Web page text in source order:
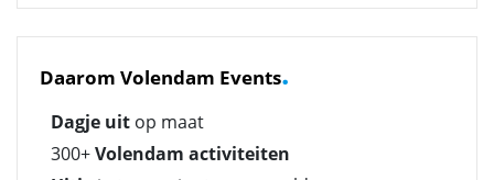
Daarom Volendam Events.
Dagje uit op maat
300+Volendam activiteiten